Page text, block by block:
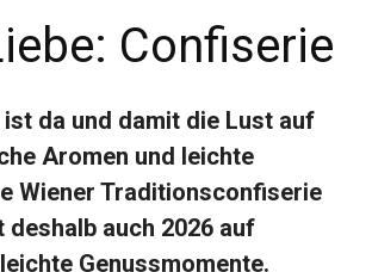
Confiserie
ist da und damit die Lust auf
Aromen und leichte
Wiener Traditionsconfiserie
deshalb auch 2026 auf
Genussmomente.